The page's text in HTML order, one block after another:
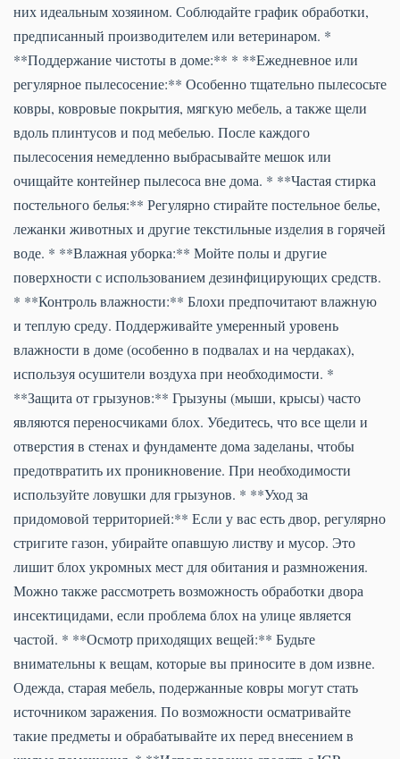
них идеальным хозяином. Соблюдайте график обработки,
предписанный производителем или ветеринаром. *
**Поддержание чистоты в доме:** * **Ежедневное или
регулярное пылесосение:** Особенно тщательно пылесосьте
ковры, ковровые покрытия, мягкую мебель, а также щели
вдоль плинтусов и под мебелью. После каждого
пылесосения немедленно выбрасывайте мешок или
очищайте контейнер пылесоса вне дома. * **Частая стирка
постельного белья:** Регулярно стирайте постельное белье,
лежанки животных и другие текстильные изделия в горячей
воде. * **Влажная уборка:** Мойте полы и другие
поверхности с использованием дезинфицирующих средств.
* **Контроль влажности:** Блохи предпочитают влажную
и теплую среду. Поддерживайте умеренный уровень
влажности в доме (особенно в подвалах и на чердаках),
используя осушители воздуха при необходимости. *
**Защита от грызунов:** Грызуны (мыши, крысы) часто
являются переносчиками блох. Убедитесь, что все щели и
отверстия в стенах и фундаменте дома заделаны, чтобы
предотвратить их проникновение. При необходимости
используйте ловушки для грызунов. * **Уход за
придомовой территорией:** Если у вас есть двор, регулярно
стригите газон, убирайте опавшую листву и мусор. Это
лишит блох укромных мест для обитания и размножения.
Можно также рассмотреть возможность обработки двора
инсектицидами, если проблема блох на улице является
частой. * **Осмотр приходящих вещей:** Будьте
внимательны к вещам, которые вы приносите в дом извне.
Одежда, старая мебель, подержанные ковры могут стать
источником заражения. По возможности осматривайте
такие предметы и обрабатывайте их перед внесением в